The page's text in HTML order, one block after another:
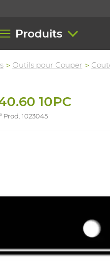
Produits
Outils pour Couper
10PC
Prod. 1023045